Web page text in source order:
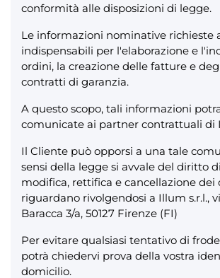
conformità alle disposizioni di legge.
Le informazioni nominative richieste
indispensabili per l'elaborazione e
ordini, la creazione delle fatture e
contratti di garanzia.
A questo scopo, tali informazioni
comunicate ai partner contrattuali di
Il Cliente può opporsi a una tale
sensi della legge si avvale del diritto
modifica, rettifica e cancellazione dei
riguardano rivolgendosi a Illum s.r.l.,
Baracca 3/a, 50127 Firenze (FI)
Per evitare qualsiasi tentativo di
potrà chiedervi prova della vostra
domicilio.